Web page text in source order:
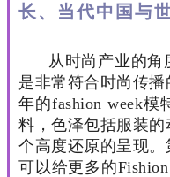
长、当代中国与
从时尚产业的角
是非常符合时尚传
年的fashion week模
料，色泽包括服装
个高度还原的呈现
可以给更多的